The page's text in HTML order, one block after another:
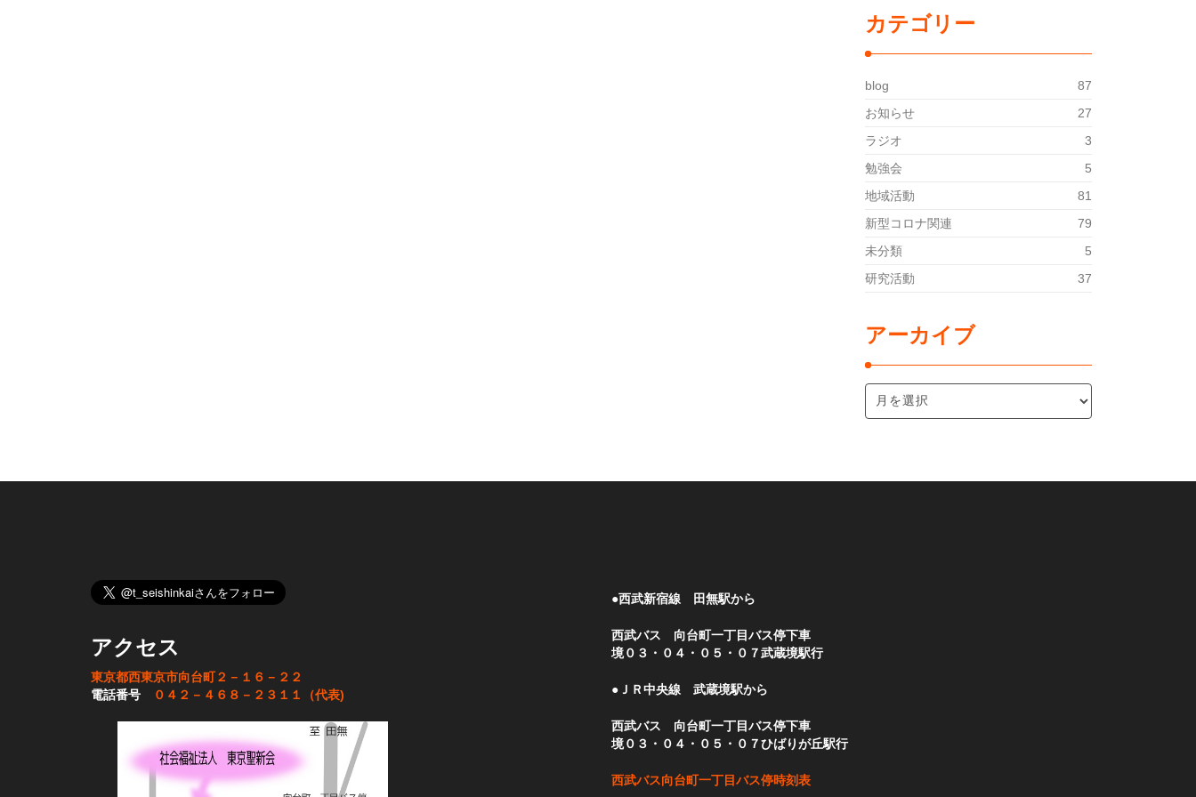
カテゴリー
blog
87
お知らせ
27
ラジオ
3
勉強会
5
地域活動
81
新型コロナ関連
79
未分類
5
研究活動
37
アーカイブ
アクセス
東京都西東京市向台町２－１６－２２
電話番号
０４２－４６８－２３１１（代表)
●西武新宿線 田無駅から
西武バス 向台町一丁目バス停下車
境０３・０４・０５・０７武蔵境駅行
●ＪＲ中央線 武蔵境駅から
西武バス 向台町一丁目バス停下車
境０３・０４・０５・０７ひばりが丘駅行
西武バス向台町一丁目バス停時刻表